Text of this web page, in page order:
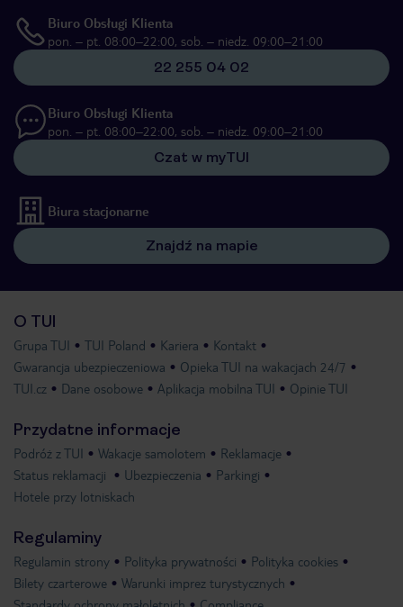
Biuro Obsługi Klienta
pon. – pt. 08:00–22:00, sob. – niedz. 09:00–21:00
22 255 04 02
Biuro Obsługi Klienta
pon. – pt. 08:00–22:00, sob. – niedz. 09:00–21:00
Czat w myTUI
Biura stacjonarne
Znajdź na mapie
O TUI
Grupa TUI TUI Poland Kariera
Kontakt
Gwarancja ubezpieczeniowa
Opieka TUI na wakacjach 24/7
TUI.cz
Dane osobowe Aplikacja mobilna TUI Opinie TUI
Przydatne informacje
Podróż z TUI Wakacje samolotem
Reklamacje
Status reklamacji
Ubezpieczenia
Parkingi
Hotele przy lotniskach
Regulaminy
Regulamin strony Polityka prywatności
Polityka cookies
Bilety czarterowe
Warunki imprez turystycznych